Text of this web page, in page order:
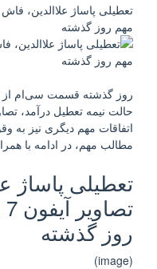
مهم روز گذشته
روز گذشته قسمت سی‌ام از
اتفاقات مهم دیگری نیز به
مطالب مهم، در ادامه با
تعطیلی پاساژ
روز گذشته
(image)